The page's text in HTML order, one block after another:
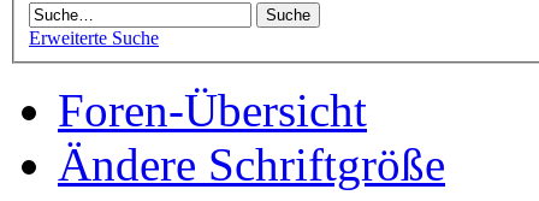
Erweiterte Suche
Foren-Übersicht
Ändere Schriftgröße